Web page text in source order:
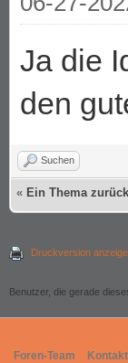
Ja die
den
Suchen
« Ein Thema zurück
Druckversion
Benutzer, die gerade
Foren-Team Kontakt